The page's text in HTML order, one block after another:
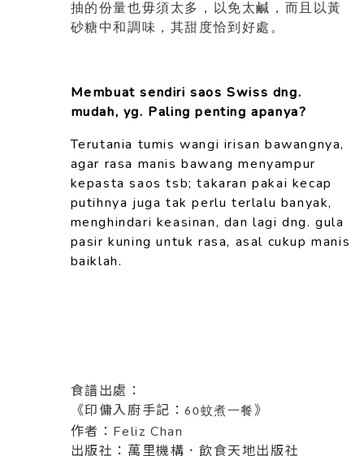
抽的份量也毋須太多，以免太鹹，而且以黃
砂糖中和調味，其甜度恰到好處。
Membuat sendiri saos Swiss dng.
mudah, yg. Paling penting apanya?
Terutania tumis wangi irisan bawangnya,
agar rasa manis bawang menyampur
kepasta saos tsb; takaran pakai kecap
putihnya juga tak perlu terlalu banyak,
menghindari keasinan, dan lagi dng. gula
pasir kuning untuk rasa, asal cukup manis
baiklah.
食譜出處：
《印傭入廚手記：60蚊煮一餐》
作者：Feliz Chan
出版社：萬里機構．飲食天地出版社